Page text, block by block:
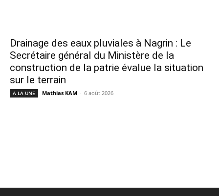
Drainage des eaux pluviales à Nagrin : Le
Secrétaire général du Ministère de la
construction de la patrie évalue la situation
sur le terrain
A LA UNE Mathias KAM - 6 août 2026